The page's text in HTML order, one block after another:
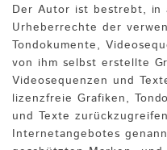
Der Autor ist bestrebt, in
Urheberrechte der
Tondokumente,
von ihm selbst erstellte
Videosequenzen und
lizenzfreie Grafiken,
und Texte
Internetangebotes